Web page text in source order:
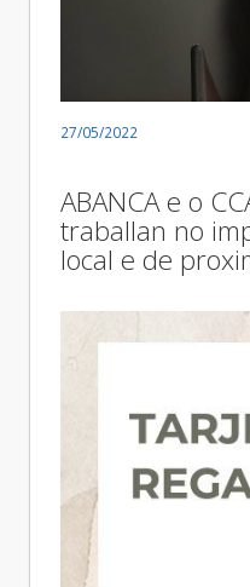
27/05/2022
ABANCA e o
traballan no
local e de